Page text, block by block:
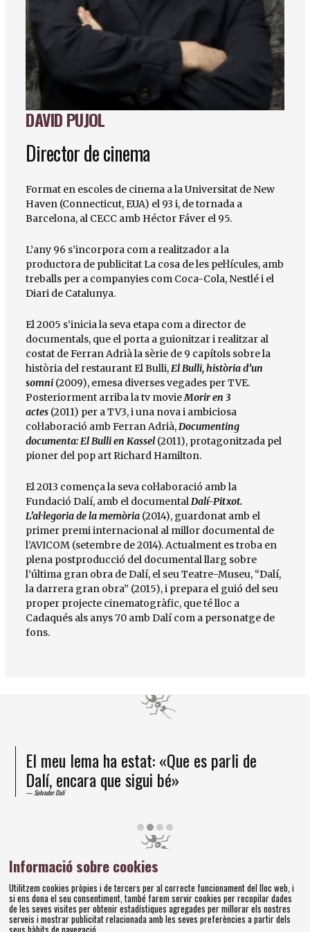
Diapositiva 1 de 1
DAVID PUJOL
Director de cinema
Format en escoles de cinema a la Universitat de New
Haven (Connecticut, EUA) el 93 i, de tornada a
Barcelona, al CECC amb Héctor Fáver el 95.
L’any 96 s’incorpora com a realitzador a la
productora de publicitat La cosa de les pel·lícules, amb
treballs per a companyies com Coca-Cola, Nestlé i el
Diari de Catalunya.
El 2005 s’inicia la seva etapa com a director de
documentals, que el porta a guionitzar i realitzar al
costat de Ferran Adrià la sèrie de 9 capítols sobre la
història del restaurant El Bulli,El Bulli, història d’un
somni (2009), emesa diverses vegades per TVE.
Posteriorment arriba la tv movieMorir en 3
actes (2011) per a TV3, i una nova i ambiciosa
col·laboració amb Ferran Adrià,Documenting
documenta: El Bulli en Kassel (2011), protagonitzada pel
pioner del pop art Richard Hamilton.
El 2013 comença la seva col·laboració amb la
Fundació Dalí, amb el documentalDalí-Pitxot.
L’al·legoria de la memòria (2014), guardonat amb el
primer premi internacional al millor documental de
l’AVICOM (setembre de 2014). Actualment es troba en
plena postproducció del documental llarg sobre
l’última gran obra de Dalí, el seu Teatre-Museu, “Dalí,
la darrera gran obra” (2015), i prepara el guió del seu
proper projecte cinematogràfic, que té lloc a
Cadaqués als anys 70 amb Dalí com a personatge de
fons.
El meu lema ha estat: «Que es parli de
Dalí, encara que sigui bé»
Salvador Dalí
Figueres
Tel. 972 677 520 |amics@fundaciodali.org
Informació sobre cookies
Utilitzem cookies pròpies i de tercers per al correcte funcionament del lloc web, i
si ens dona el seu consentiment, també farem servir cookies per recopilar dades
de les seves visites per obtenir estadístiques agregades per millorar els nostres
serveis i mostrar publicitat relacionada amb les seves preferències a partir dels